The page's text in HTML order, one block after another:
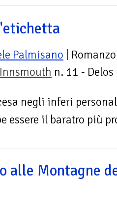
Palmisano | Romanzo
n. 11 - Delos
negli inferi
essere il baratro più
alle Montagne